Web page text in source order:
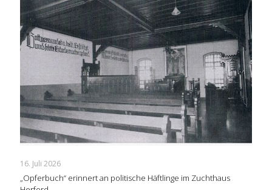
16. Juli 2026
„Opferbuch“ erinnert an politische Häftlinge im Zuchthaus